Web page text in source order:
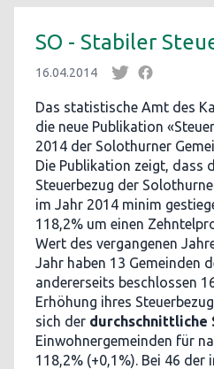
SO - Stabiler
16.04.2014
Das statistische Amt des
die neue Publikation
2014 der Solothurner
Die Publikation zeigt, dass
Steuerbezug der
im Jahr 2014 minim
118,2% um einen
Wert des vergangenen
Jahr haben 13 Gemeinden
andererseits beschlossen
Erhöhung ihres
sich der durchschnittliche
Einwohnergemeinden für
118,2% (+0,1%). Bei 46 der